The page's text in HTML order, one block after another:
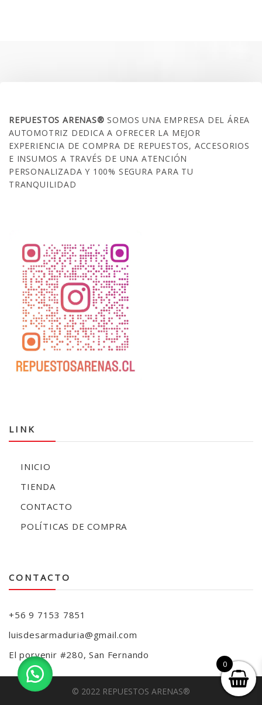
REPUESTOS ARENAS®SOMOS UNA EMPRESA DEL ÁREA
AUTOMOTRIZ DEDICA A OFRECER LA MEJOR
EXPERIENCIA DE COMPRA DE REPUESTOS, ACCESORIOS
E INSUMOS A TRAVÉS DE UNA ATENCIÓN
PERSONALIZADA Y 100% SEGURA PARA TU
TRANQUILIDAD
LINK
INICIO
TIENDA
CONTACTO
POLÍTICAS DE COMPRA
CONTACTO
+56 9 7153 7851
luisdesarmaduria@gmail.com
El porvenir #280, San Fernando
© 2022 REPUESTOS ARENAS®
0